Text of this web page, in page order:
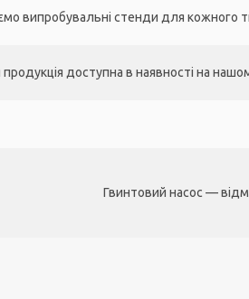
випробувальні стенди для кожного
продукція доступна в наявності на
Гвинтовий насос —